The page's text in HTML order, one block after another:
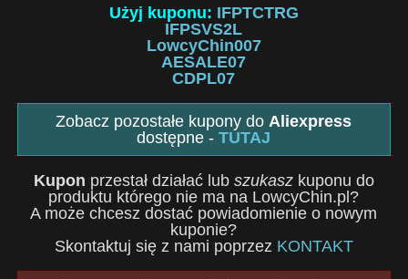
Użyj kuponu: IFPTCTRG
IFPSVS2L
LowcyChin007
AESALE07
CDPL07
Zobacz pozostałe kupony doAliexpress
dostępne -TUTAJ
Kupon przestał działać lub szukaszkuponu do
produktu którego nie ma na LowcyChin.pl?
A może chcesz dostać powiadomienie o nowym
kuponie?
Skontaktuj się z nami poprzez KONTAKT